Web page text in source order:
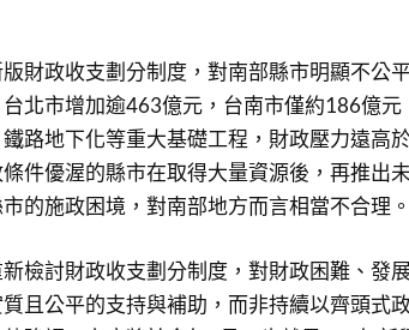
財政收支劃分制度，對南部縣市明顯不公
北市增加逾463億元，台南市僅約186億元
路地下化等重大基礎工程，財政壓力遠高
件優渥的縣市在取得大量資源後，再推出
的施政困境，對南部地方而言相當不合理。
檢討財政收支劃分制度，對財政困難、發
且公平的支持與補助，而非持續以齊頭式